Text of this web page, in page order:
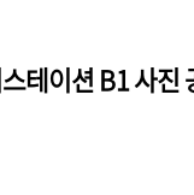
테이션 B1 사진